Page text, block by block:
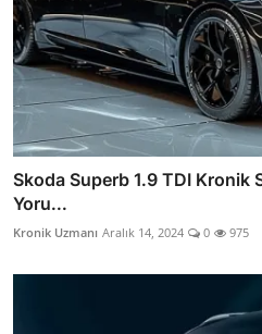
Skoda Superb 1.9 TDI Kronik
Yoru...
Kronik Uzmanı Aralık 14, 2024 0 975